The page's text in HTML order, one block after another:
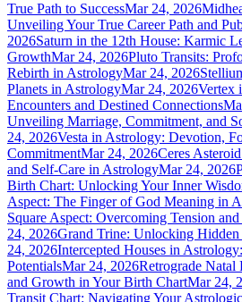
True Path to SuccessMar 24, 2026
Unveiling Your True Career Path and
2026Saturn in the 12th House: Karmic
GrowthMar 24, 2026Pluto Transits:
Rebirth in AstrologyMar 24, 2026
Planets in AstrologyMar 24, 2026Vertex
Encounters and Destined Connections
Unveiling Marriage, Commitment, and
24, 2026Vesta in Astrology: Devotion,
CommitmentMar 24, 2026Ceres
and Self-Care in AstrologyMar 24, 2026
Birth Chart: Unlocking Your Inner
Aspect: The Finger of God Meaning in
Square Aspect: Overcoming Tension
24, 2026Grand Trine: Unlocking
24, 2026Intercepted Houses in
PotentialsMar 24, 2026Retrograde Natal
and Growth in Your Birth ChartMar 24,
Transit Chart: Navigating Your